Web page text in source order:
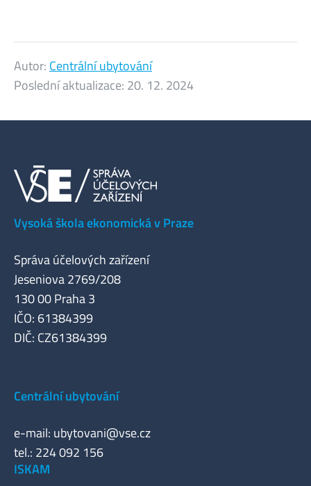
Autor: Centrální ubytování
Poslední aktualizace: 20. 12. 2024
Vysoká škola ekonomická v Praze
Správa účelových zařízení
Jeseniova 2769/208
130 00 Praha 3
IČO: 61384399
DIČ: CZ61384399
Centrální ubytování
e-mail: ubytovani@vse.cz
tel.: 224 092 156
ISKAM